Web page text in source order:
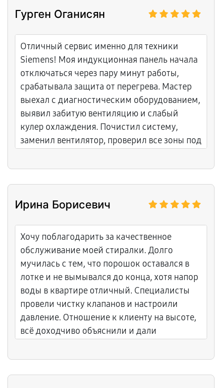
Гурген Оганисян
Отличный сервис именно для техники
Siemens! Моя индукционная панель начала
отключаться через пару минут работы,
срабатывала защита от перегрева. Мастер
выехал с диагностическим оборудованием,
выявил забитую вентиляцию и слабый
кулер охлаждения. Почистил систему,
заменил вентилятор, проверил все зоны под
использовать посуду для индукции и
месяцев. Теперь панель греет стабильно и
Ирина Борисевич
Хочу поблагодарить за качественное
обслуживание моей стиралки. Долго
мучилась с тем, что порошок оставался в
лотке и не вымывался до конца, хотя напор
воды в квартире отличный. Специалисты
провели чистку клапанов и настроили
давление. Отношение к клиенту на высоте,
всё доходчиво объяснили и дали
идеально, белье после стирки снова пахнет